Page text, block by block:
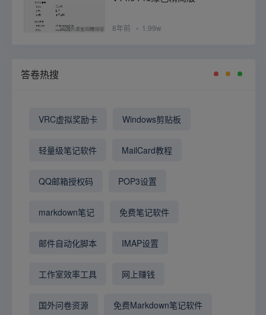
8年前 1.99w
答卷热搜
VRC虚拟奖励卡 Windows剪贴板
轻量级笔记软件 MailCard教程
QQ邮箱授权码 POP3设置
markdown笔记 免费笔记软件
邮件自动化脚本 IMAP设置
工作室效率工具 网上赚钱
国外问卷资源 免费Markdown笔记软件